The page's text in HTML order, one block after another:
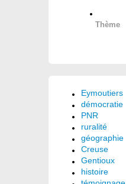
Thème
Eymoutiers
démocratie
PNR
ruralité
géographie
Creuse
Gentioux
histoire